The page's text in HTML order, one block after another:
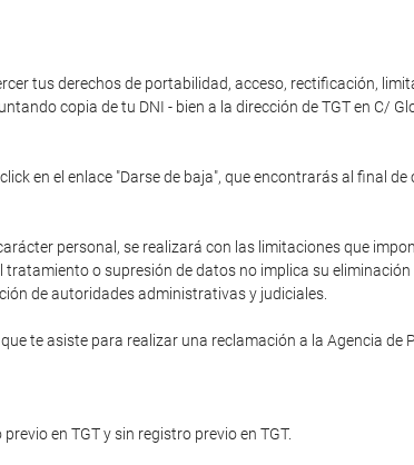
tus derechos de portabilidad, acceso, rectificación,
copia de tu DNI - bien a la dirección de TGT en C/
en el enlace "Darse de baja", que encontrarás al final
personal, se realizará con las limitaciones que
o supresión de datos no implica su
de autoridades administrativas y judiciales.
te asiste para realizar una reclamación a la Agencia de
en TGT y sin registro previo en TGT.